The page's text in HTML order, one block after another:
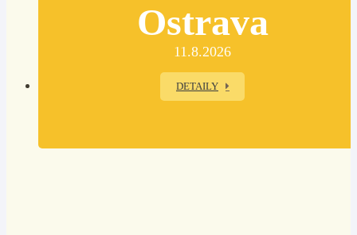
Ostrava
11.8.2026
DETAILY